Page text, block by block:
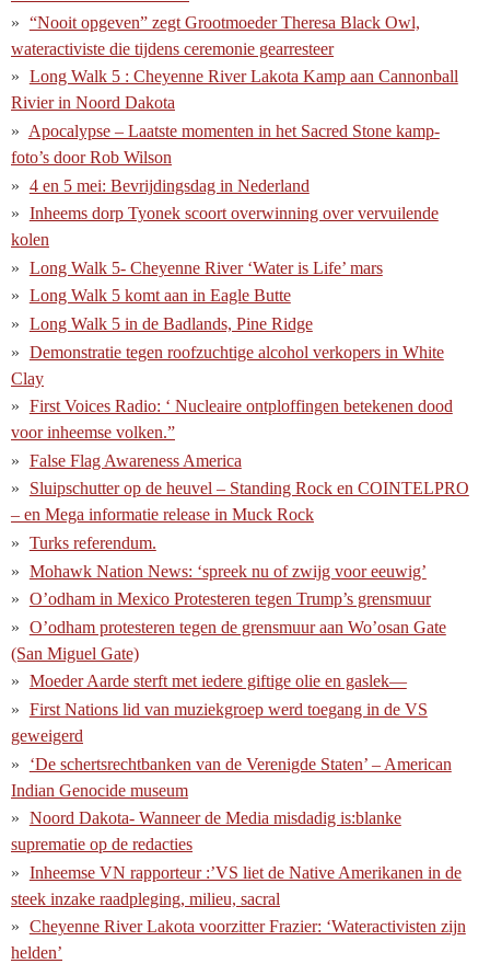
“Nooit opgeven” zegt Grootmoeder Theresa Black Owl,
wateractiviste die tijdens ceremonie gearresteer
Long Walk 5 : Cheyenne River Lakota Kamp aan Cannonball
Rivier in Noord Dakota
Apocalypse – Laatste momenten in het Sacred Stone kamp-
foto’s door Rob Wilson
4 en 5 mei: Bevrijdingsdag in Nederland
Inheems dorp Tyonek scoort overwinning over vervuilende
kolen
Long Walk 5- Cheyenne River ‘Water is Life’ mars
Long Walk 5 komt aan in Eagle Butte
Long Walk 5 in de Badlands, Pine Ridge
Demonstratie tegen roofzuchtige alcohol verkopers in White
Clay
First Voices Radio: ‘ Nucleaire ontploffingen betekenen dood
voor inheemse volken.”
False Flag Awareness America
Sluipschutter op de heuvel – Standing Rock en COINTELPRO
– en Mega informatie release in Muck Rock
Turks referendum.
Mohawk Nation News: ‘spreek nu of zwijg voor eeuwig’
O’odham in Mexico Protesteren tegen Trump’s grensmuur
O’odham protesteren tegen de grensmuur aan Wo’osan Gate
(San Miguel Gate)
Moeder Aarde sterft met iedere giftige olie en gaslek—
First Nations lid van muziekgroep werd toegang in de VS
geweigerd
‘De schertsrechtbanken van de Verenigde Staten’ – American
Indian Genocide museum
Noord Dakota- Wanneer de Media misdadig is:blanke
suprematie op de redacties
Inheemse VN rapporteur :’VS liet de Native Amerikanen in de
steek inzake raadpleging, milieu, sacral
Cheyenne River Lakota voorzitter Frazier: ‘Wateractivisten zijn
helden’